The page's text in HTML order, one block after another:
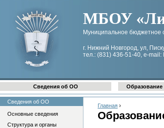
МБОУ
Муниципальное бюджетное
г. Нижний Новгород, ул,
тел.: (831) 436-51-40, e-mail:
Главная ›
Сведения об ОО Образование
Сведения об ОО
Основные сведения
Структура и органы